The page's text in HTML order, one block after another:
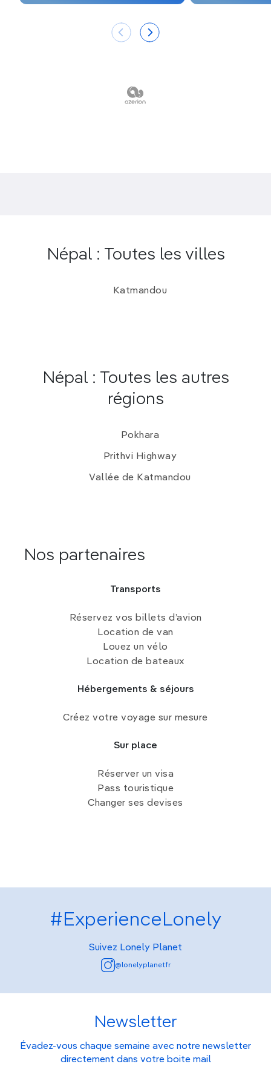
peuplé decrocodiles
La découverte de la riche faune aviaire de
vers les
temples qui entourentTansen, un village de
Népal : Toutes les villes
Katmandou
Népal : Toutes les autres
régions
Pokhara
Prithvi Highway
Vallée de Katmandou
Nos partenaires
Transports
Réservez vos billets d’avion
Location de van
Louez un vélo
Location de bateaux
Hébergements & séjours
Créez votre voyage sur mesure
Sur place
Réserver un visa
Pass touristique
Changer ses devises
#ExperienceLonely
Suivez Lonely Planet
@lonelyplanetfr
Newsletter
Évadez-vous chaque semaine avec notre newsletter
directement dans votre boite mail